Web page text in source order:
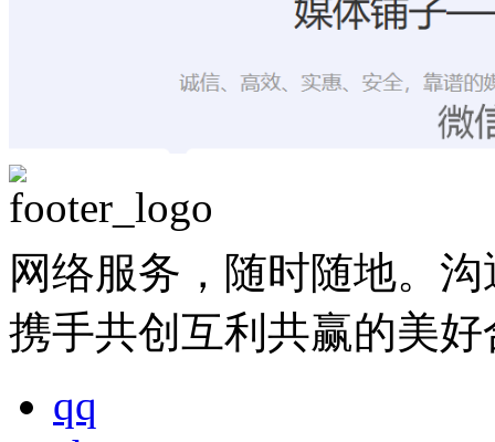
网络服务，随时随地。
携手共创互利共赢的美好
qq